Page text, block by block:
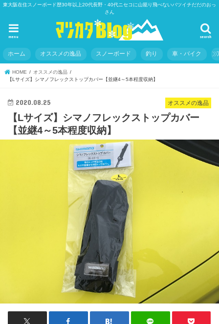
東大阪在住スノーボード歴30年以上20代長野・40代ニセコに山籠り飛べないバツイチだだのおっ
さん
search
menu
ホーム オススメの逸品 スノーボード 釣り 車・バイク
HOME
オススメの逸品
【Lサイズ】シマノフレックストップカバー【並継4～5本程度収納】
オススメの逸品
2020.08.25
【Lサイズ】シマノフレックストップカバー
【並継4～5本程度収納】